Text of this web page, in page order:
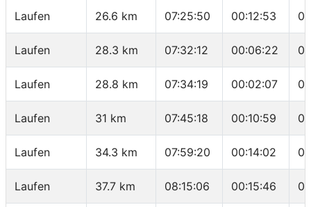
Laufen 26.6 km 07:25:50 00:12:53
Laufen 28.3 km 07:32:12 00:06:22
Laufen 28.8 km 07:34:19 00:02:07
Laufen 31 km 07:45:18 00:10:59
Laufen 34.3 km 07:59:20 00:14:02
Laufen 37.7 km 08:15:06 00:15:46